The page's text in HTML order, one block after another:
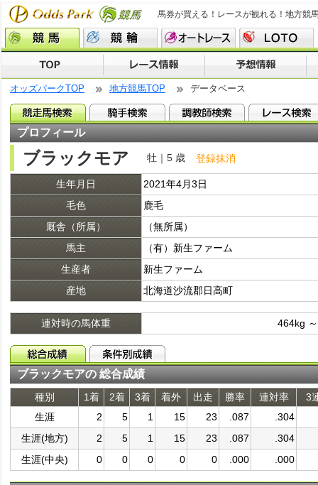
馬券が買える！レースが観れる！地方競
オッズパークTOP 地方競馬TOP データベース
プロフィール
ブラックモア 牡｜5 歳 登録抹消
生年月日
2021年4月3日
毛色
鹿毛
厩舎（所属）
（無所属）
馬主
（有）新生ファーム
生産者
新生ファーム
産地
北海道沙流郡日高町
連対時の馬体重 464kg
ブラックモアの 総合成績
種別 1着 2着 3着 着外 出走 勝率 連対率
3
生涯
2 5 1 15 23 .087
.304
生涯(地方)
2 5 1 15 23 .087
.304
生涯(中央)
0 0 0 0 0 .000 .000